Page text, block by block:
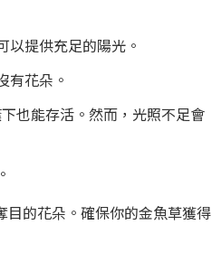
提供充足的陽光。
有花朵。
也能存活。然而，光照不足會
的花朵。確保你的金魚草獲得